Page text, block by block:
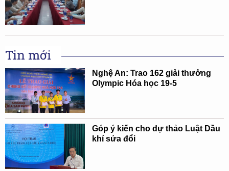
Tin mới
Nghệ An: Trao 162 giải thưởng
Olympic Hóa học 19-5
Góp ý kiến cho dự thảo Luật Dầu
khí sửa đổi